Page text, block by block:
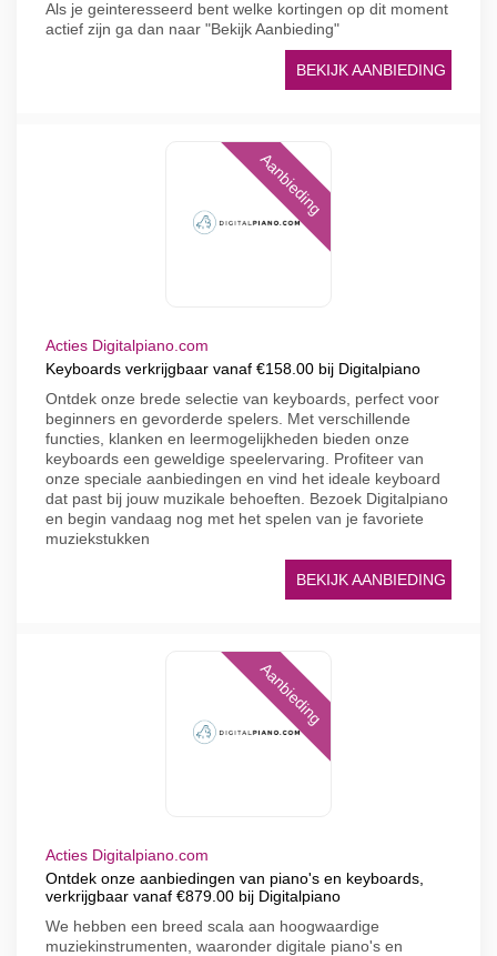
Als je geinteresseerd bent welke kortingen op dit moment
actief zijn ga dan naar "Bekijk Aanbieding"
BEKIJK AANBIEDING
Aanbieding
Acties Digitalpiano.com
Keyboards verkrijgbaar vanaf €158.00 bij Digitalpiano
Ontdek onze brede selectie van keyboards, perfect voor
beginners en gevorderde spelers. Met verschillende
functies, klanken en leermogelijkheden bieden onze
keyboards een geweldige speelervaring. Profiteer van
onze speciale aanbiedingen en vind het ideale keyboard
dat past bij jouw muzikale behoeften. Bezoek Digitalpiano
en begin vandaag nog met het spelen van je favoriete
muziekstukken
BEKIJK AANBIEDING
Aanbieding
Acties Digitalpiano.com
Ontdek onze aanbiedingen van piano's en keyboards,
verkrijgbaar vanaf €879.00 bij Digitalpiano
We hebben een breed scala aan hoogwaardige
muziekinstrumenten, waaronder digitale piano's en